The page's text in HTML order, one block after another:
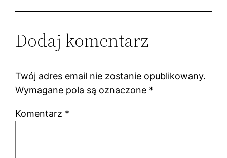
Dodaj komentarz
Twój adres email nie zostanie opublikowany.
Wymagane pola są oznaczone *
Komentarz *